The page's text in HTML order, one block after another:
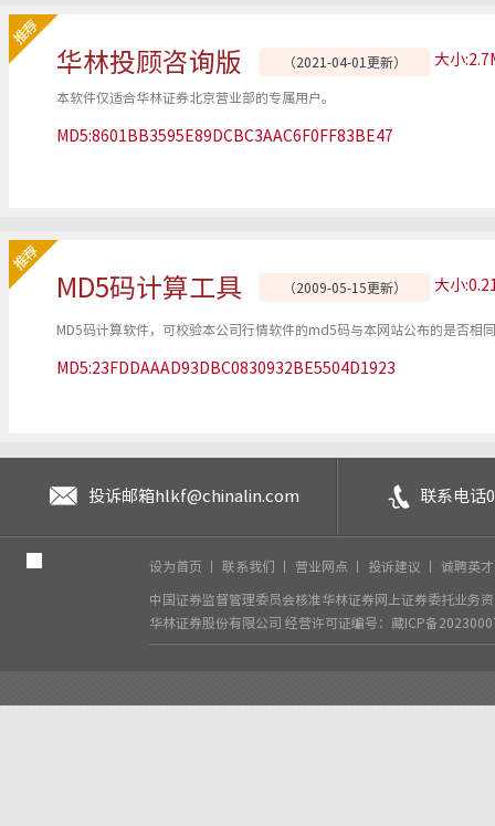
华林投顾咨询版 （2021-04-01更新） 大小
本软件仅适合华林证券北京营业部的专属用户。
MD5:8601BB3595E89DCBC3AAC6F0FF83BE47
MD5码计算工具 （2009-05-15更新） 大小
MD5码计算软件，可校验本公司行情软件的md5码与本网站公布的是否相
MD5:23FDDAAAD93DBC0830932BE5504D1923
投诉邮箱 hlkf@chinalin.com 联系电话
设为首页 联系我们 营业网点 投诉建议 诚聘英
中国证券监督管理委员会核准华林证券网上证券委托业务
华林证券股份有限公司 经营许可证编号：藏ICP备